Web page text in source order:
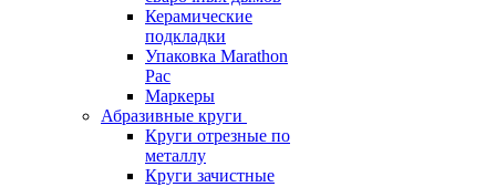
Керамические
подкладки
Упаковка Marathon
Pac
Маркеры
Абразивные круги
Круги отрезные по
металлу
Круги зачистные